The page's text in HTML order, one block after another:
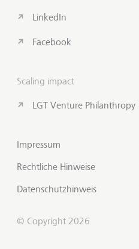
LinkedIn
Facebook
Scaling impact
LGT Venture Philanthropy
Impressum
Rechtliche Hinweise
Datenschutzhinweis
© Copyright 2026